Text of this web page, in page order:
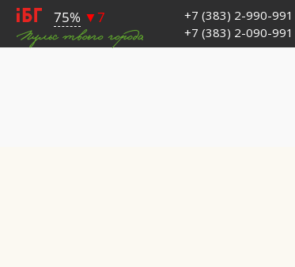
+7 (383) 2-990-991
+7 (383) 2-090-991